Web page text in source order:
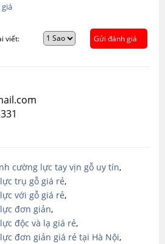
viết: Gửi đánh giá
cường lực tay vịn gỗ uy tín,
trụ gỗ giá rẻ,
với gỗ giá rẻ,
đơn giản,
độc và lạ giá rẻ,
đơn giản giá rẻ tại Hà Nội,